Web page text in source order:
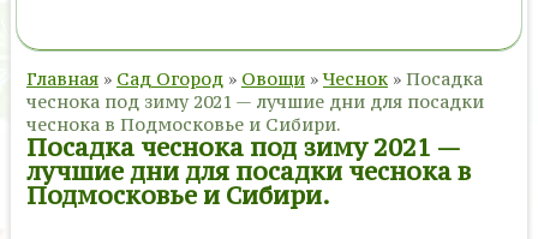
Главная » Сад Огород » Овощи »Чеснок » Посадка
чеснока под зиму 2021 — лучшие дни для посадки
чеснока в Подмосковье и Сибири.
Посадка чеснока под зиму 2021 —
лучшие дни для посадки чеснока в
Подмосковье и Сибири.